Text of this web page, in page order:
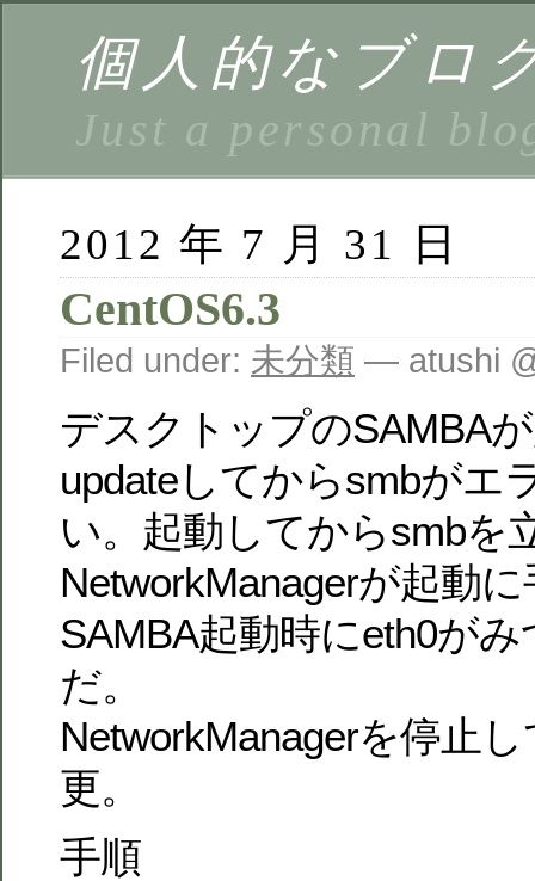
個人的なブロ
Just a personal
2012 年 7 月 31 日
CentOS6.3
Filed under: 未分類 — atushi
デスクトップのSAMBA
updateしてからsmbがエ
い。起動してからsmbを
NetworkManagerが起動
SAMBA起動時にeth0が
だ。
NetworkManagerを停止
更。
手順